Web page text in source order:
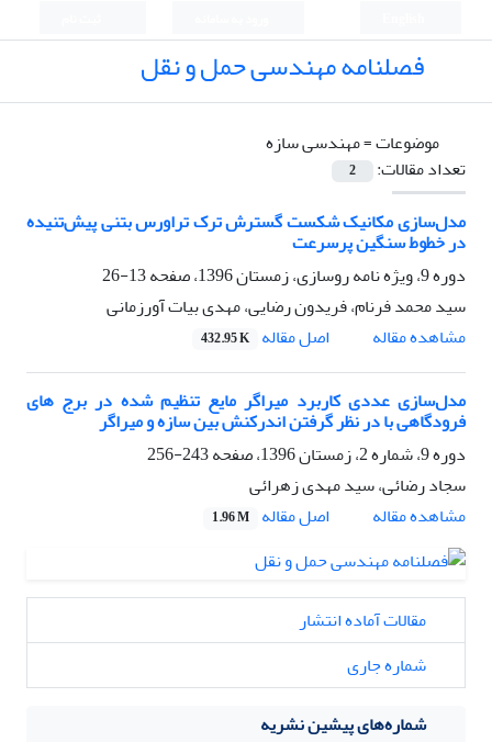
فصلنامه مهندسی حمل و نقل
موضوعات =مهندسی سازه
تعداد مقالات:
2
مدل‌سازی مکانیک شکست گسترش ترک تراورس بتنی پیش‌تنیده
در خطوط سنگین پرسرعت
دوره 9، ویژه نامه روسازی، زمستان 1396، صفحه
13-26
سید محمد فرنام، فریدون رضایی، مهدی بیات آورزمانی
مشاهده مقاله
اصل مقاله 432.95 K
مدل‌سازی عددی کاربرد میراگر مایع تنظیم شده در برج های
فرودگاهی با در نظر گرفتن اندرکنش بین سازه و میراگر
دوره 9، شماره 2، زمستان 1396، صفحه
243-256
سجاد رضائی، سید مهدی زهرائی
مشاهده مقاله
اصل مقاله 1.96 M
مقالات آماده انتشار
شماره جاری
شماره‌های پیشین نشریه